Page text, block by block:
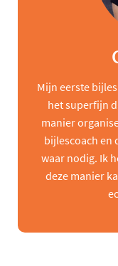
Mijn eerste
het superfijn
manier
bijlescoach en
waar nodig. Ik
deze manier